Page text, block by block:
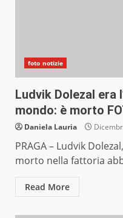
foto notizie
Ludvik Dolezal era
mondo: è morto
Daniela Lauria
PRAGA – Ludvik
morto nella fattoria
Read More